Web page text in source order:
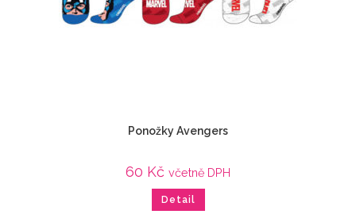
Ponožky Avengers
60 Kč včetně DPH
Detail